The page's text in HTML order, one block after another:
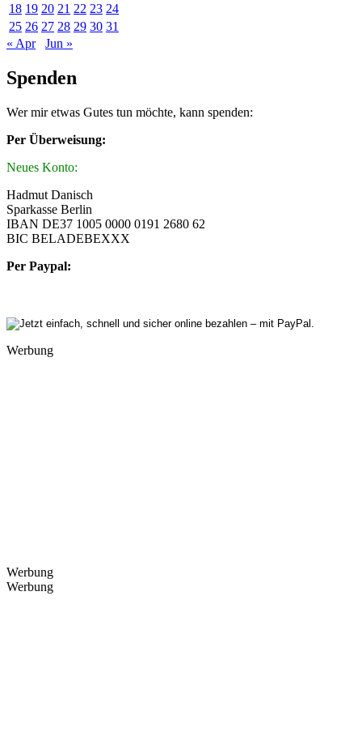
18 19 20 21 22 23 24
25 26 27 28 29 30 31
« Apr
Jun »
Spenden
Wer mir etwas Gutes tun möchte, kann spenden:
Per Überweisung:
Neues Konto:
Hadmut Danisch
Sparkasse Berlin
IBAN DE37 1005 0000 0191 2680 62
BIC BELADEBEXXX
Per Paypal:
Werbung
Werbung
Werbung